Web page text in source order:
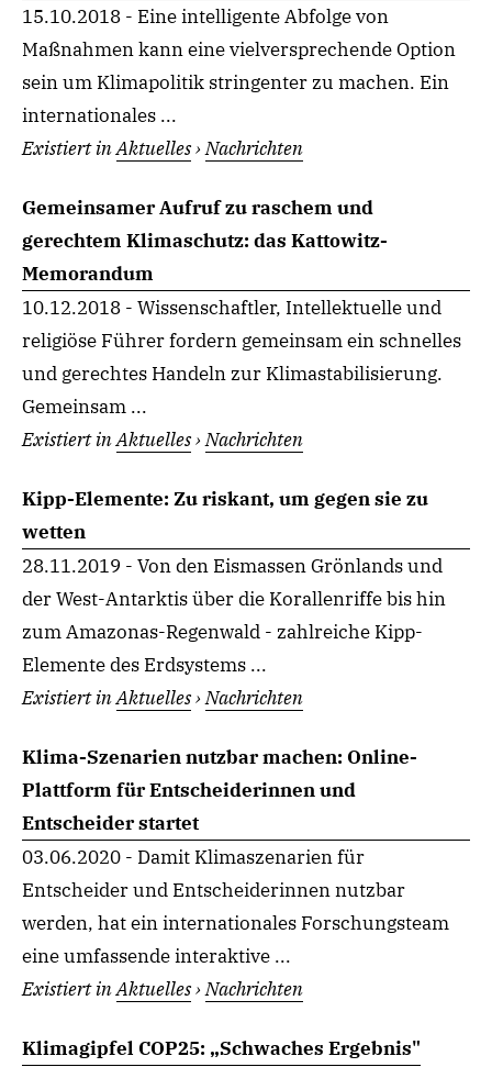
15.10.2018 - Eine intelligente Abfolge von
Maßnahmen kann eine vielversprechende Option
sein um Klimapolitik stringenter zu machen. Ein
internationales ...
Existiert inAktuelles›Nachrichten
Gemeinsamer Aufruf zu raschem und
gerechtem Klimaschutz: das Kattowitz-
Memorandum
10.12.2018 - Wissenschaftler, Intellektuelle und
religiöse Führer fordern gemeinsam ein schnelles
und gerechtes Handeln zur Klimastabilisierung.
Gemeinsam ...
Existiert inAktuelles›Nachrichten
Kipp-Elemente: Zu riskant, um gegen sie zu
wetten
28.11.2019 - Von den Eismassen Grönlands und
der West-Antarktis über die Korallenriffe bis hin
zum Amazonas-Regenwald - zahlreiche Kipp-
Elemente des Erdsystems ...
Existiert inAktuelles›Nachrichten
Klima-Szenarien nutzbar machen: Online-
Plattform für Entscheiderinnen und
Entscheider startet
03.06.2020 - Damit Klimaszenarien für
Entscheider und Entscheiderinnen nutzbar
werden, hat ein internationales Forschungsteam
eine umfassende interaktive ...
Existiert inAktuelles›Nachrichten
Klimagipfel COP25: „Schwaches Ergebnis"